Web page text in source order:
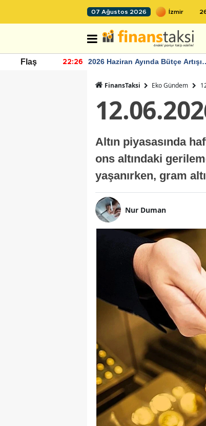
07 Ağustos 2026
Flaş 22:26
2026 Haziran Ayında Bütçe Artışı
FinansTaksi Eko Gündem
Altın piyasasında
ons altındaki
yaşanırken, gram
Nur Duman